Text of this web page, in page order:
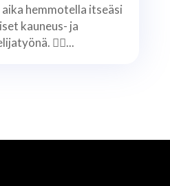
hemmotella itseäsi
kauneus- ja
💇‍♀️...